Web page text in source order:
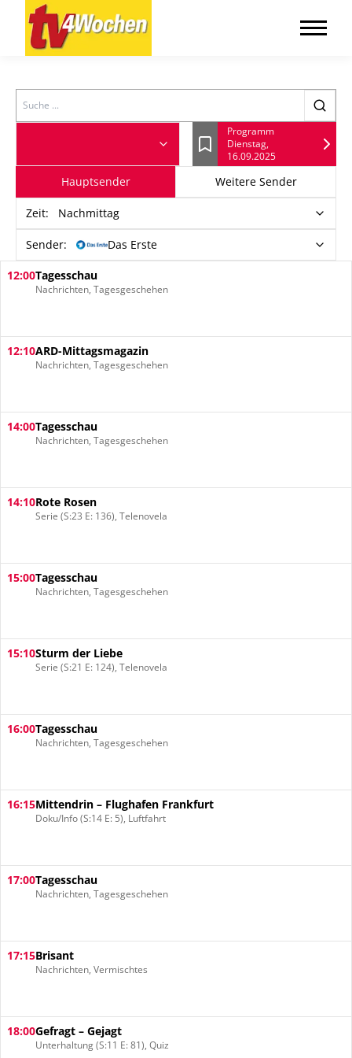
Search
Lesezeichen
Programm
Dienstag,
16.09.2025
Hauptsender Weitere Sender
Zeit: Nachmittag
Sender: Das Erste
12:00Tagesschau
Nachrichten, Tagesgeschehen
12:10ARD-Mittagsmagazin
Nachrichten, Tagesgeschehen
14:00Tagesschau
Nachrichten, Tagesgeschehen
14:10Rote Rosen
Serie (S:23 E: 136), Telenovela
15:00Tagesschau
Nachrichten, Tagesgeschehen
15:10Sturm der Liebe
Serie (S:21 E: 124), Telenovela
16:00Tagesschau
Nachrichten, Tagesgeschehen
16:15Mittendrin – Flughafen Frankfurt
Doku/Info (S:14 E: 5), Luftfahrt
17:00Tagesschau
Nachrichten, Tagesgeschehen
17:15Brisant
Nachrichten, Vermischtes
18:00Gefragt – Gejagt
Unterhaltung (S:11 E: 81), Quiz